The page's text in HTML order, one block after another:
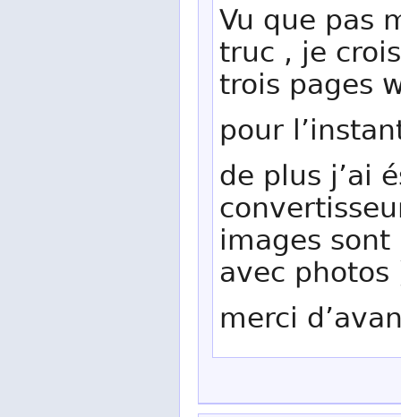
Vu que pas
truc , je
trois pages
pour
de plus j’ai
images
avec photos
merci